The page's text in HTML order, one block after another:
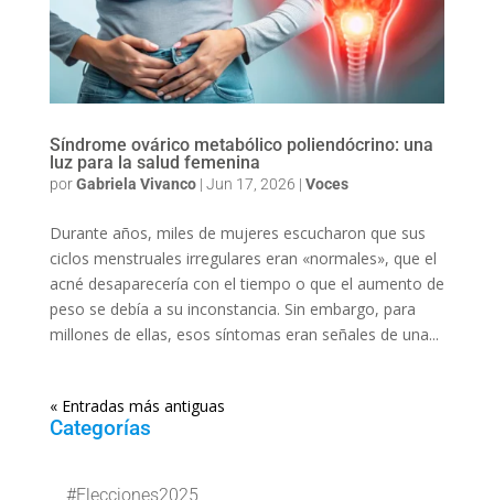
Síndrome ovárico metabólico poliendócrino: una
luz para la salud femenina
porGabriela Vivanco| Jun 17, 2026 | Voces
Durante años, miles de mujeres escucharon que sus
ciclos menstruales irregulares eran «normales», que el
acné desaparecería con el tiempo o que el aumento de
peso se debía a su inconstancia. Sin embargo, para
millones de ellas, esos síntomas eran señales de una...
« Entradas más antiguas
Categorías
#Elecciones2025